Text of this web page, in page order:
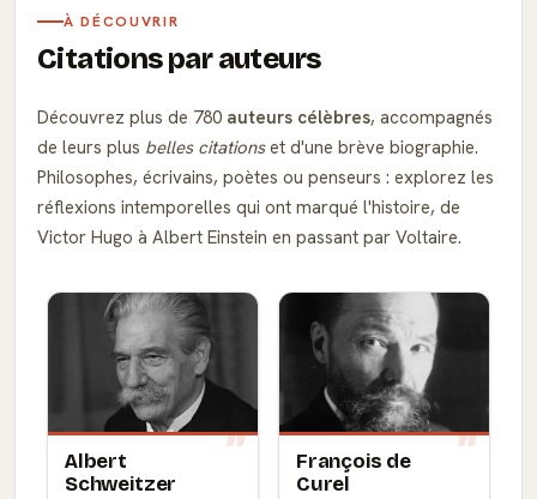
À DÉCOUVRIR
Citations par auteurs
Découvrez plus de 780 auteurs célèbres, accompagnés
de leurs plus belles citationset d'une brève biographie.
Philosophes, écrivains, poètes ou penseurs : explorez les
réflexions intemporelles qui ont marqué l'histoire, de
Victor Hugo à Albert Einstein en passant par Voltaire.
Albert
Schweitzer
François de
Curel